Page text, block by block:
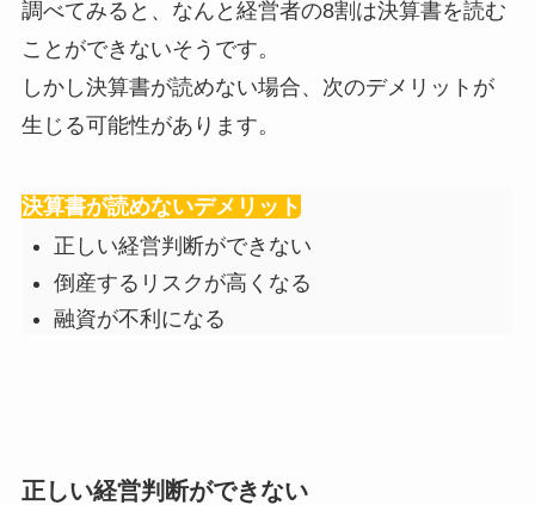
調べてみると、なんと経営者の8割は決算書を読む
ことができないそうです。
しかし決算書が読めない場合、次のデメリットが
生じる可能性があります。
決算書が読めないデメリット
正しい経営判断ができない
倒産するリスクが高くなる
融資が不利になる
正しい経営判断ができない